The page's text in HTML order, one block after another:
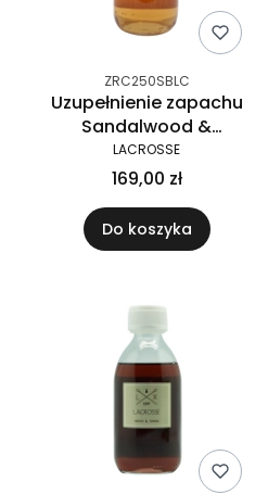
ZRC250SBLC
Uzupełnienie zapachu
Sandalwood &
Bergamot 250 ml
LACROSSE
169,00 zł
Do koszyka